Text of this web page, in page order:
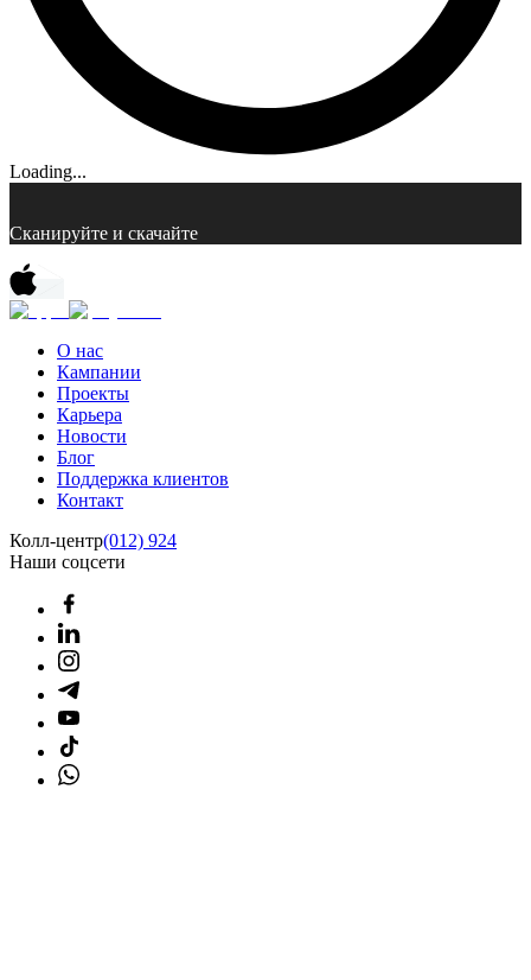
Loading...
Сканируйте и скачайте
О нас
Кампании
Проекты
Карьера
Новости
Блог
Поддержка клиентов
Контакт
Колл-центр(012) 924
Наши соцсети